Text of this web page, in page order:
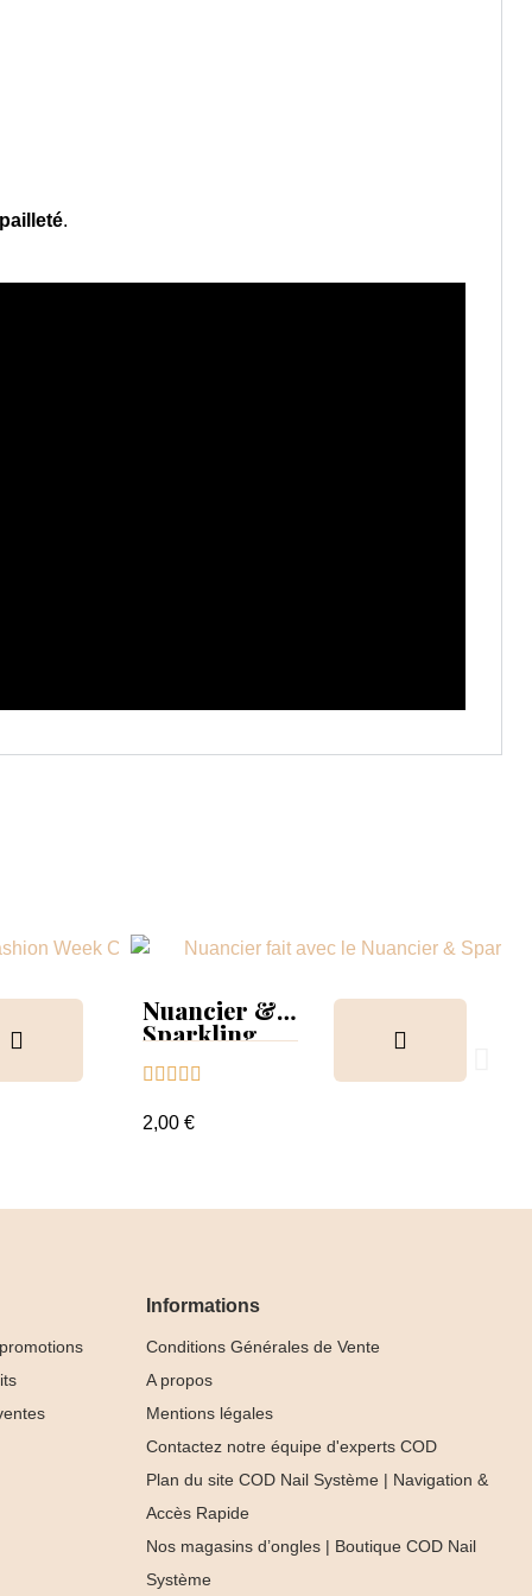
.
Nuancier &
Sparkling
    
2,00 €
Rubber Base
Informations
Conditions Générales de Vente
A propos
Mentions légales
Contactez notre équipe d'experts COD
Plan du site COD Nail Système | Navigation &
Accès Rapide
Nos magasins d’ongles | Boutique COD Nail
Système